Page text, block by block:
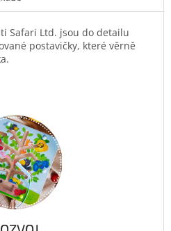
Safari Ltd. jsou do detailu
postavičky, které věrně